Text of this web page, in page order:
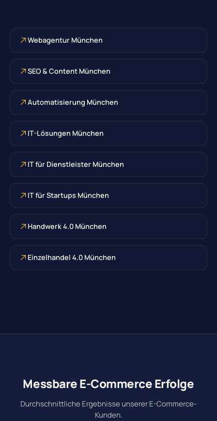
Webagentur München
SEO & Content München
Automatisierung München
IT-Lösungen München
IT für Dienstleister München
IT für Startups München
Handwerk 4.0 München
Einzelhandel 4.0 München
Messbare E-Commerce Erfolge
Durchschnittliche Ergebnisse unserer E-Commerce-
Kunden.